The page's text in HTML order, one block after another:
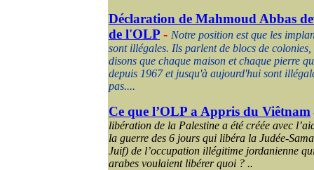
Déclaration de Mahmoud Abbas
de l'OLP - Notre position est que les
sont illégales. Ils parlent de blocs de
disons que chaque maison et chaque pierre
depuis 1967 et jusqu'à aujourd'hui sont
pas....
Ce que l’OLP a Appris du Viêtnam
libération de la Palestine a été créée avec
la guerre des 6 jours qui libéra la Judée-
Juif) de l’occupation illégitime jordanienne
arabes voulaient libérer quoi ? ..